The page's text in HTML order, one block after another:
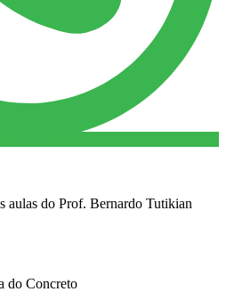
aulas do Prof. Bernardo Tutikian
do Concreto